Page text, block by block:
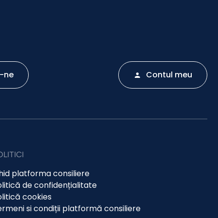
ne Contul meu
platforma consiliere
de confidențialitate
cookies
si condiții platformă consiliere